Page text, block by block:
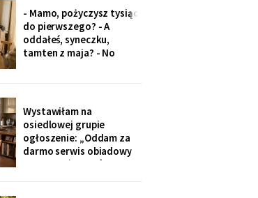
to tatowe pieniądze, a
tata by chciał pomagać
nam, nie tobie".
- Mamo, pożyczysz tysiąc
do pierwszego? - A
oddałeś, syneczku,
tamten z maja? - No
później zadzwoniła
synowa. Zaczęła od tego,
że „babcia podobno robi
problemy".
Wystawiłam na
osiedlowej grupie
ogłoszenie: „Oddam za
darmo serwis obiadowy
na dwanaście osób,